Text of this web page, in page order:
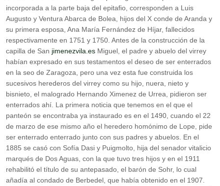
incorporada a la parte baja del epitafio, corresponden a Luis
Augusto y Ventura Abarca de Bolea, hijos del X conde de Aranda y
su primera esposa, Ana María Fernández de Híjar, fallecidos
respectivamente en 1751 y 1750. Antes de la construcción de la
capilla de San jimenezvila.es Miguel, el padre y abuelo del virrey
habían expresado en sus testamentos el deseo de ser enterrados
en la seo de Zaragoza, pero una vez esta fue construida los
sucesivos herederos del virrey como su hijo, nuera, nieto y
bisnieto, el malogrado Hernando Ximenez de Urrea, pidieron ser
enterrados ahí. La primera noticia que tenemos en el que el
panteón se encontraba ya instaurado es en el 1490, cuando el 22
de marzo de ese mismo año el heredero homónimo de Lope, pide
ser enterrado enterrado junto con sus padres y abuelos. En el
1885 se casó con Sofía Dasi y Puigmolto, hija del senador vitalicio
marqués de Dos Aguas, con la que tuvo tres hijos y en el 1911
rehabilitó el título de su antepasado, el barón de Sohr, lo cual
añadía al condado de Berbedel, que había obtenido en el 1907.​